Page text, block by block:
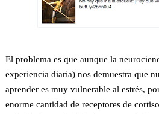
El problema es que aunque la
experiencia diaria) nos demuestra que
aprender es muy vulnerable al estrés,
enorme cantidad de receptores de